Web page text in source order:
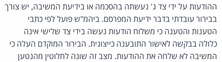
ההודעות על ידי צד ג' נעשתה בהסכמה או בידיעת המשיבה, יש צורך
בבירור עובדתי בדבר ידיעת המפרסם. ביהמ"ש פועל לפי כתבי
הטענות והטענה כי משלוח הודעות נעשה בידי צד שלישי אינה
כלולה בבקשה לאישור התובענה כייצוגית. הבירור המוקדם העלה כי
המשיבה לא שלחה את ההודעות. מצב זה שונה לחלוטין מהנטען